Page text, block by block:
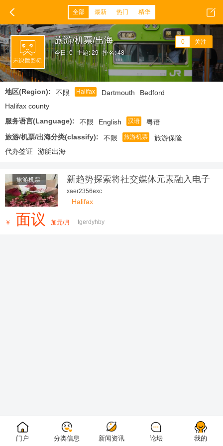
全部 最新 热门 精华
旅游/机票/出海
今日: 0 主题: 29 排名: 48
0 关注
门户 分类信息 新闻资讯 论坛 我的
地区(Region): 不限 Halifax Dartmouth
Bedford
Halifax county
服务语言(Language):
不限 English 汉语
粤语
旅游/机票/出海分类(classify):
不限 旅游机票
旅游保险
代办签证
游艇出海
旅游机票
新趋势探索将社交媒体元素融入电子
邮件营销
xaer2356exc
Halifax
￥ 面议 加元/月 tgerdyhby